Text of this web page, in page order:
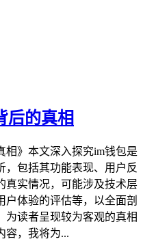
后的真相
相》本文深入探究im钱包是
，包括其功能表现、用户反
真实情况，可能涉及技术层
户体验的评估等，以全面剖
为读者呈现较为客观的真相
容，我将为...